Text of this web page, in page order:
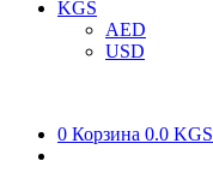
KGS
AED
USD
0 Корзина 0.0 KGS